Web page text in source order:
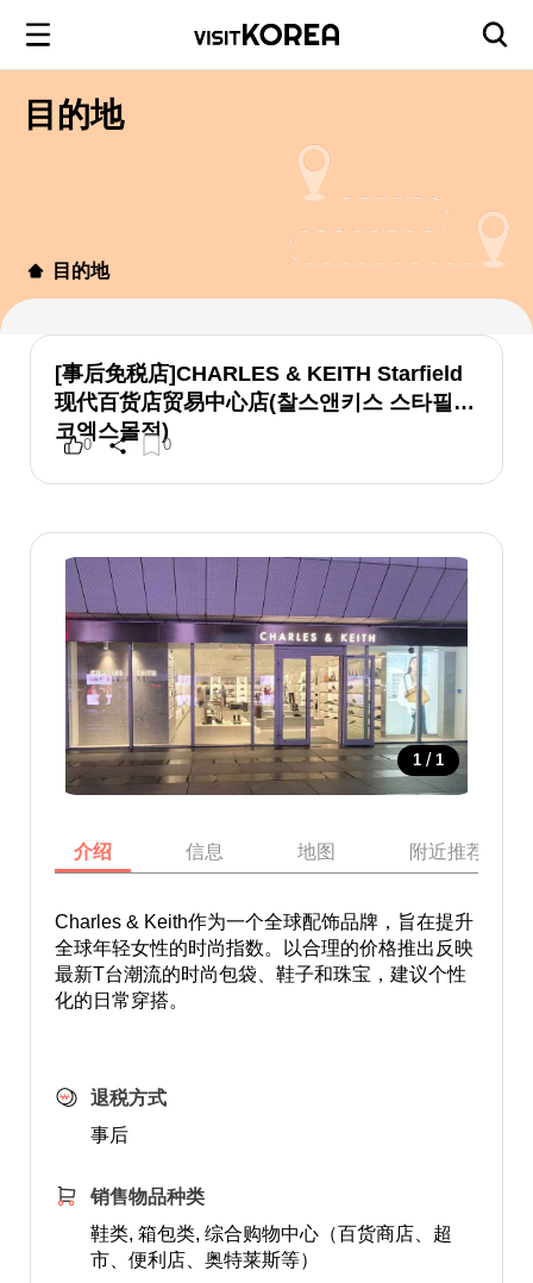
目的地
目的地
[事后免税店]CHARLES & KEITH Starfield
现代百货店贸易中心店(찰스앤키스 스타필드
코엑스몰점)
0 0
1 / 1
介绍 信息 地图 附近推荐景点
Charles & Keith作为一个全球配饰品牌，旨在提升
全球年轻女性的时尚指数。以合理的价格推出反映
最新T台潮流的时尚包袋、鞋子和珠宝，建议个性
化的日常穿搭。
退税方式
事后
销售物品种类
鞋类, 箱包类, 综合购物中心（百货商店、超
市、便利店、奥特莱斯等）